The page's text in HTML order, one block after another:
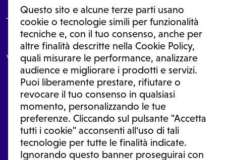
Questo sito e alcune terze parti usano
cookie o tecnologie simili per funzionalità
tecniche e, con il tuo consenso, anche per
altre finalità descritte nella Cookie Policy,
quali misurare le performance, analizzare
audience e migliorare i prodotti e servizi.
Puoi liberamente prestare, rifiutare o
revocare il tuo consenso in qualsiasi
momento, personalizzando le tue
preferenze. Cliccando sul pulsante "Accetta
tutti i cookie" acconsenti all'uso di tali
tecnologie per tutte le finalità indicate.
Ignorando questo banner proseguirai con
Le informazioni proposte in questo sito non sono un consulto medico.
In nessun caso, queste informazioni sostituiscono un consulto, una
visita o una diagnosi formulata dal medico. Non si devono considerare
le informazioni disponibili come suggerimenti per la formulazione di
una diagnosi, la determinazione di un trattamento o l'assunzione o
sospensione di un farmaco senza prima consultare un medico di
medicina generale o uno specialista.
Condizioni di utilizzo|Privacy Policy |Gestione Cookie
Ⓒ 2026 | Tutti i diritti riservati.